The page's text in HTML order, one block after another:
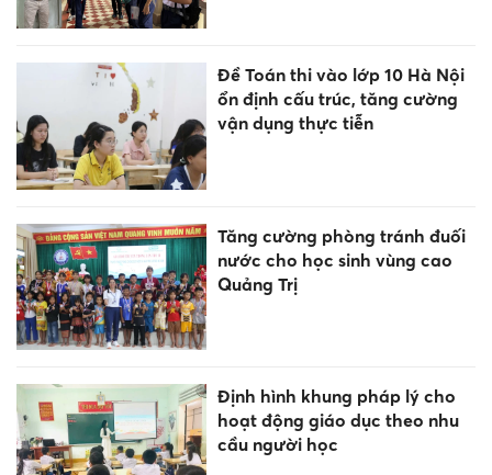
Đề Toán thi vào lớp 10 Hà Nội
ổn định cấu trúc, tăng cường
vận dụng thực tiễn
Tăng cường phòng tránh đuối
nước cho học sinh vùng cao
Quảng Trị
Định hình khung pháp lý cho
hoạt động giáo dục theo nhu
cầu người học